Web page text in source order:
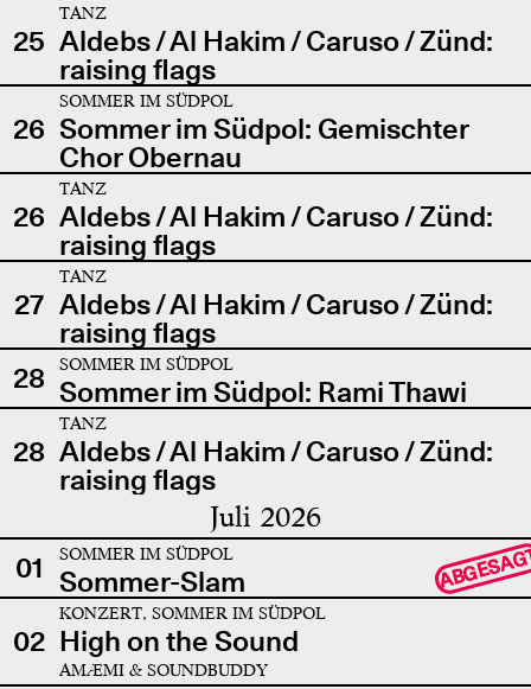
25
TANZ
Aldebs / Al Hakim / Caruso / Zünd:
raising flags
26
SOMMER IM SÜDPOL
Sommer im Südpol: Gemischter
Chor Obernau
26
TANZ
Aldebs / Al Hakim / Caruso / Zünd:
raising flags
27
TANZ
Aldebs / Al Hakim / Caruso / Zünd:
raising flags
28
SOMMER IM SÜDPOL
Sommer im Südpol: Rami Thawi
28
TANZ
Aldebs / Al Hakim / Caruso / Zünd:
raising flags
Juli 2026
01 SOMMER IM SÜDPOL
Sommer-Slam
02
KONZERT, SOMMER IM SÜDPOL
High on the Sound
AMÆMI & SOUNDBUDDY